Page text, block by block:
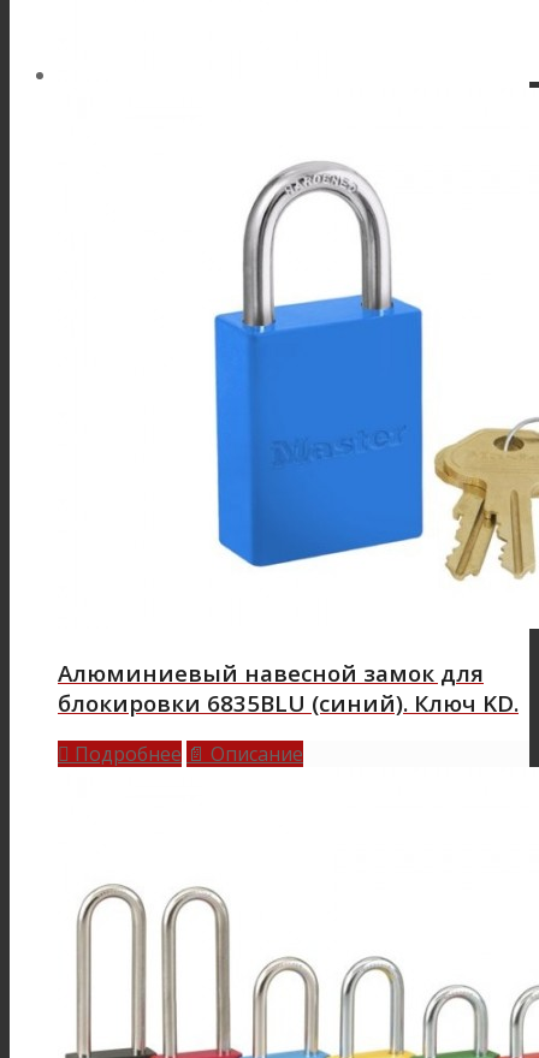
Алюминиевый навесной замок для
блокировки 6835BLU (синий). Ключ KD.
 Подробнее 📄 Описание